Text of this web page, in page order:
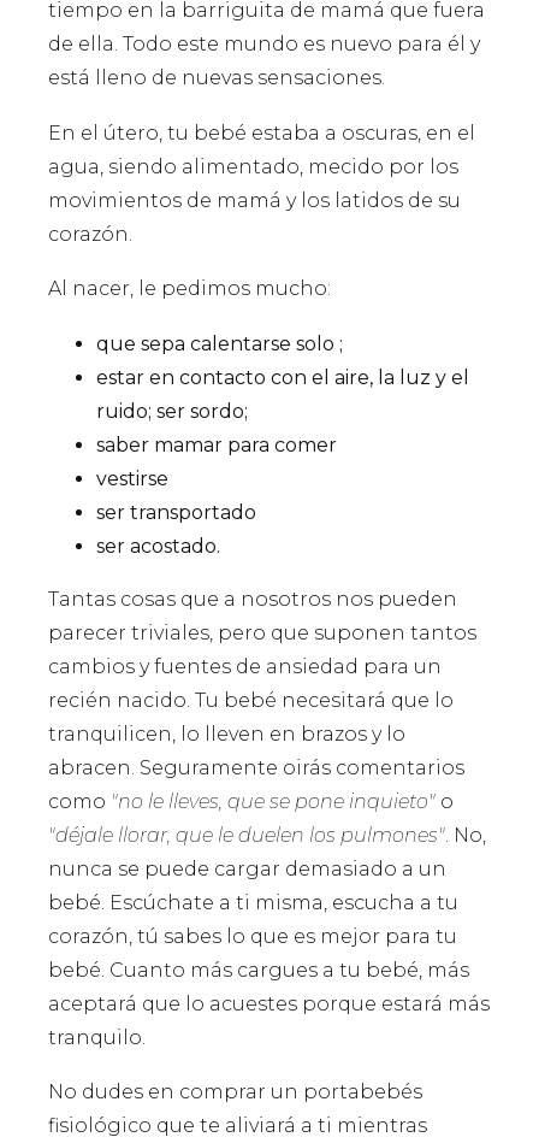
tiempo en la barriguita de mamá que fuera
de ella. Todo este mundo es nuevo para él y
está lleno de nuevas sensaciones.
En el útero, tu bebé estaba a oscuras, en el
agua, siendo alimentado, mecido por los
movimientos de mamá y los latidos de su
corazón.
Al nacer, le pedimos mucho:
que sepa calentarse solo ;
estar en contacto con el aire, la luz y el
ruido; ser sordo;
saber mamar para comer
vestirse
ser transportado
ser acostado.
Tantas cosas que a nosotros nos pueden
parecer triviales, pero que suponen tantos
cambios y fuentes de ansiedad para un
recién nacido. Tu bebé necesitará que lo
tranquilicen, lo lleven en brazos y lo
abracen. Seguramente oirás comentarios
como "no le lleves, que se pone inquieto" o
"déjale llorar, que le duelen los pulmones". No,
nunca se puede cargar demasiado a un
bebé. Escúchate a ti misma, escucha a tu
corazón, tú sabes lo que es mejor para tu
bebé. Cuanto más cargues a tu bebé, más
aceptará que lo acuestes porque estará más
tranquilo.
No dudes en comprar un portabebés
fisiológico que te aliviará a ti mientras